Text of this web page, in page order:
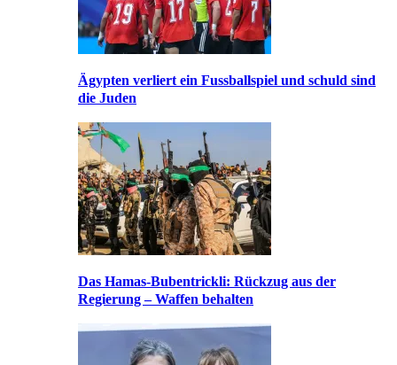
Ägypten verliert ein Fussballspiel und schuld sind
die Juden
Das Hamas-Bubentrickli: Rückzug aus der
Regierung – Waffen behalten